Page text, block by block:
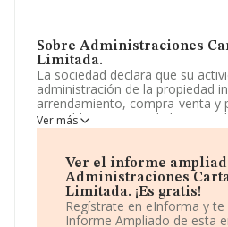
Sobre Administraciones
Limitada.
La sociedad declara que su
administración de la propiedad
arrendamiento, compra-venta y
inmuebles. agentes de la
servicios administrativos en
Limitada. Clasifica su actividad
administración de la propiedad
6832. La compañía no tiene
exteriores.
Ver más
Ver el informe
Administraciones
Limitada. ¡Es gratis!
Regístrate en eInforma y
Informe Ampliado de esta